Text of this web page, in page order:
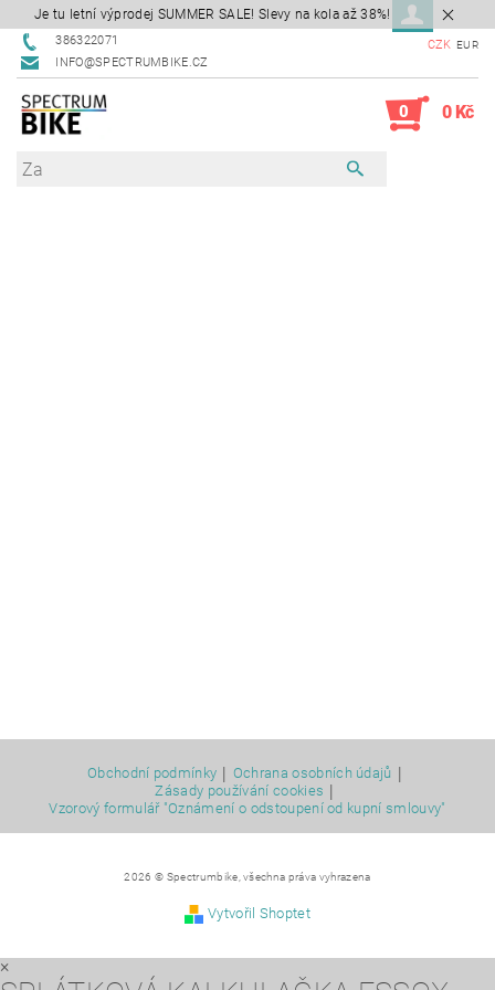
Je tu letní výprodej SUMMER SALE! Slevy na kola až 38%!
386322071
INFO@SPECTRUMBIKE.CZ
CZK EUR
0 0 Kč
Obchodní podmínky Ochrana osobních údajů
Zásady používání cookies
Vzorový formulář "Oznámení o odstoupení od kupní smlouvy"
2026 © Spectrumbike, všechna práva vyhrazena
Vytvořil Shoptet
×